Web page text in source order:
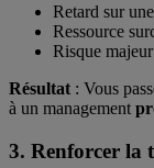
Retard sur
Ressource
Risque
Résultat : Vous
à un management
3. Renforcer la